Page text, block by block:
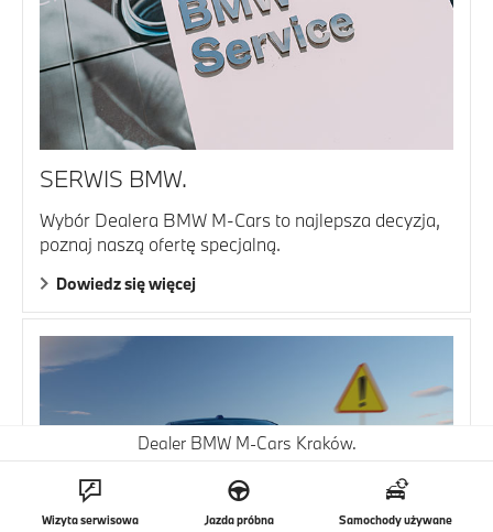
SERWIS BMW.
Wybór Dealera BMW M-Cars to najlepsza decyzja,
poznaj naszą ofertę specjalną.
Dowiedz się więcej
Dealer BMW M-Cars Kraków.
Wizyta serwisowa Jazda próbna Samochody używane